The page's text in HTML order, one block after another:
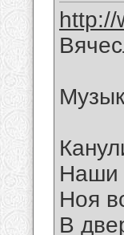
http://
Наши
Ноя
В